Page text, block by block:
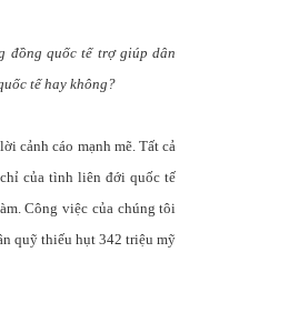
đồng quốc tế trợ giúp dân
tế hay không?
cảnh cáo mạnh mẽ. Tất cả
của tình liên đới quốc tế
Công việc của chúng tôi
quỹ thiếu hụt 342 triệu mỹ